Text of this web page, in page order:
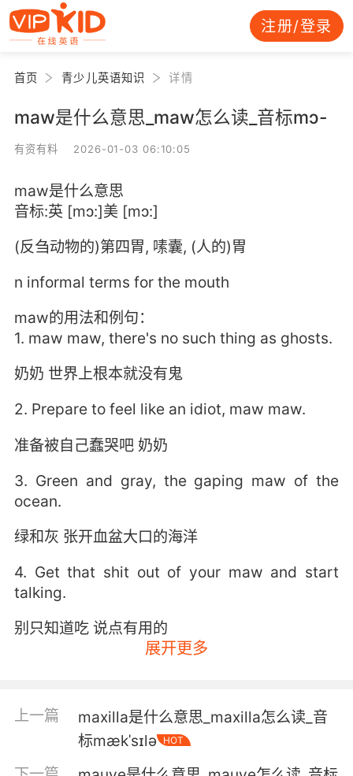
注册/登录
首页 青少儿英语知识 详情
maw是什么意思_maw怎么读_音标mɔ-
有资有料 2026-01-03 06:10:05
maw是什么意思
音标:英 [mɔ:]美 [mɔ:]
(反刍动物的)第四胃, 嗉囊, (人的)胃
n informal terms for the mouth
maw的用法和例句：
1. maw maw, there's no such thing as ghosts.
奶奶 世界上根本就没有鬼
2. Prepare to feel like an idiot, maw maw.
准备被自己蠢哭吧 奶奶
3. Green and gray, the gaping maw of the
ocean.
绿和灰 张开血盆大口的海洋
4. Get that shit out of your maw and start
talking.
别只知道吃 说点有用的
再把他吐出去 胃里还留着他的精华
展开更多
上一篇
maxilla是什么意思_maxilla怎么读_音
标mækˈsɪlə
HOT